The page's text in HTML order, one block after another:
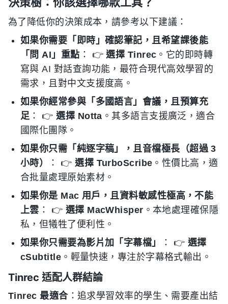
為了降低你的決策成本，請參考以下建議：
如果你需要「即時」確認筆記，且希望課後能
「問 AI」重點 ： 👉選擇 Tinrec 。它的即時轉
寫與 AI 對話查詢功能，最符合現代高效學習的
需求，且對中文支援度高。
如果你經常參與「多國語言」會議，且預算充
足 ： 👉選擇 Notta 。其多語言支援廣泛，適合
國際化團隊。
如果你只需「純逐字稿」，且音檔極長（超過 3
小時）
： 👉選擇 TurboScribe 。性價比高，適
合批量處理原始素材。
如果你是 Mac 用戶，且資料敏感性極高，不能
上雲 ： 👉 選擇 MacWhisper 。本地處理確保隱
私，但犧牲了便利性。
如果你只需要為影片加「字幕檔」
： 👉 選擇
cSubtitle 。輕量快速，專注於字幕格式輸出。
Tinrec 适配人群結論
Tinrec 最適合：追求學習效率的學生、需要產出結